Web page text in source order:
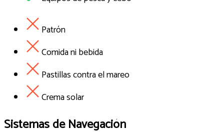
Patrón
Comida ni bebida
Pastillas contra el mareo
Crema solar
Sistemas de Navegación